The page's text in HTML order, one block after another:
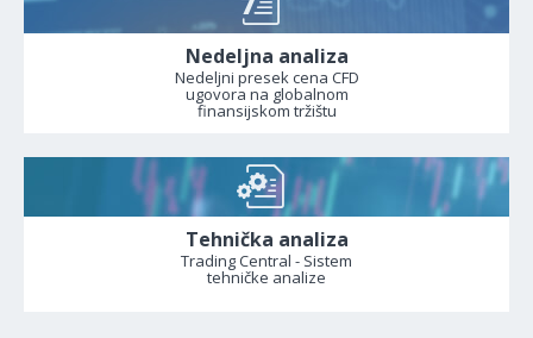
Nedeljna analiza
Nedeljni presek cena CFD
ugovora na globalnom
finansijskom tržištu
Tehnička analiza
Trading Central - Sistem
tehničke analize